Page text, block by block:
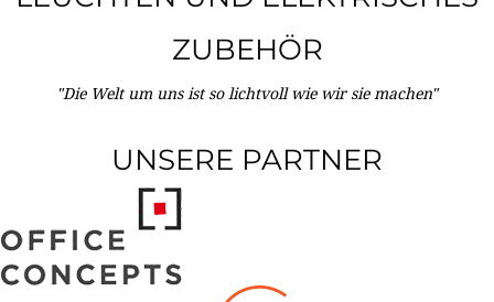
ZUBEHÖR
"Die Welt um uns ist so lichtvoll wie wir sie machen"
UNSERE PARTNER